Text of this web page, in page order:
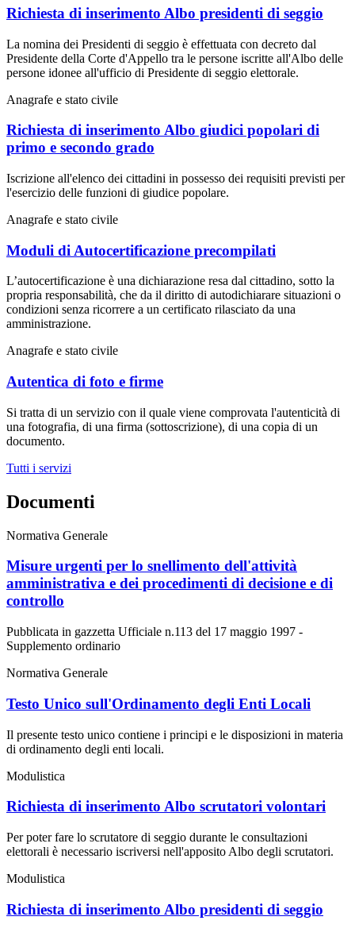
Richiesta di inserimento Albo presidenti di seggio
La nomina dei Presidenti di seggio è effettuata con decreto dal
Presidente della Corte d'Appello tra le persone iscritte all'Albo delle
persone idonee all'ufficio di Presidente di seggio elettorale.
Anagrafe e stato civile
Richiesta di inserimento Albo giudici popolari di
primo e secondo grado
Iscrizione all'elenco dei cittadini in possesso dei requisiti previsti per
l'esercizio delle funzioni di giudice popolare.
Anagrafe e stato civile
Moduli di Autocertificazione precompilati
L’autocertificazione è una dichiarazione resa dal cittadino, sotto la
propria responsabilità, che da il diritto di autodichiarare situazioni o
condizioni senza ricorrere a un certificato rilasciato da una
amministrazione.
Anagrafe e stato civile
Autentica di foto e firme
Si tratta di un servizio con il quale viene comprovata l'autenticità di
una fotografia, di una firma (sottoscrizione), di una copia di un
documento.
Tutti i servizi
Documenti
Normativa Generale
Misure urgenti per lo snellimento dell'attività
amministrativa e dei procedimenti di decisione e di
controllo
Pubblicata in gazzetta Ufficiale n.113 del 17 maggio 1997 -
Supplemento ordinario
Normativa Generale
Testo Unico sull'Ordinamento degli Enti Locali
Il presente testo unico contiene i principi e le disposizioni in materia
di ordinamento degli enti locali.
Modulistica
Richiesta di inserimento Albo scrutatori volontari
Per poter fare lo scrutatore di seggio durante le consultazioni
elettorali è necessario iscriversi nell'apposito Albo degli scrutatori.
Modulistica
Richiesta di inserimento Albo presidenti di seggio